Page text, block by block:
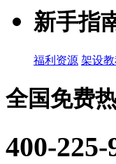
新手指
福利资源 架设
全国免费
400-225-